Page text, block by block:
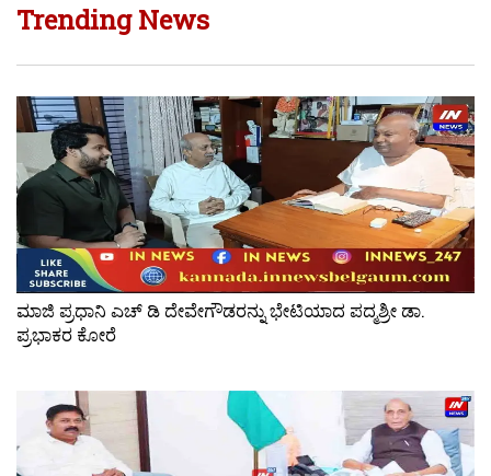
Trending News
ಮಾಜಿ ಪ್ರಧಾನಿ ಎಚ್ ಡಿ ದೇವೇಗೌಡರನ್ನು ಭೇಟಿಯಾದ ಪದ್ಮಶ್ರೀ ಡಾ.
ಪ್ರಭಾಕರ ಕೋರೆ